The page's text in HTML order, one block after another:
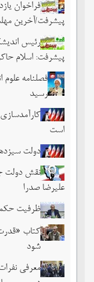
فراخوان
پیشرفت/آخرین
رئیس
پیشرفت: اسلام
فصلنامه
رسید
است
دولت
نقش دولت
علیرضا صدرا
ظرفیت
کتاب
شود
معرفی